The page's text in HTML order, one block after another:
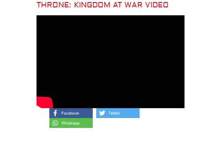
THRONE: KINGDOM AT WAR VIDEO